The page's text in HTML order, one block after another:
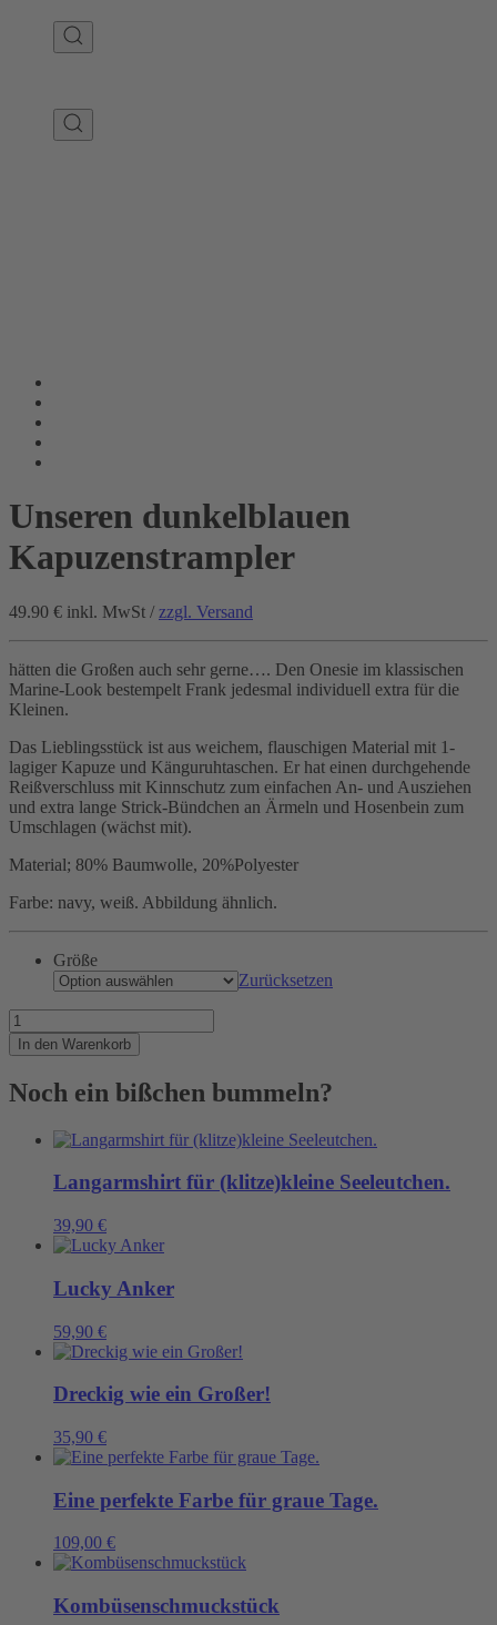
Unseren dunkelblauen
Kapuzenstrampler
49.90 € inkl. MwSt / zzgl. Versand
hätten die Großen auch sehr gerne…. Den Onesie im klassischen
Marine-Look bestempelt Frank jedesmal individuell extra für die
Kleinen.
Das Lieblingsstück ist aus weichem, flauschigen Material mit 1-
lagiger Kapuze und Känguruhtaschen. Er hat einen durchgehende
Reißverschluss mit Kinnschutz zum einfachen An- und Ausziehen
und extra lange Strick-Bündchen an Ärmeln und Hosenbein zum
Umschlagen (wächst mit).
Material; 80% Baumwolle, 20%Polyester
Farbe: navy, weiß. Abbildung ähnlich.
Größe
Zurücksetzen
Unseren
dunkelblauen
Kapuzenstrampler
In den Warenkorb
Noch ein bißchen bummeln?
Langarmshirt für (klitze)kleine Seeleutchen.
39,90 €
Lucky Anker
59,90 €
Dreckig wie ein Großer!
35,90 €
Eine perfekte Farbe für graue Tage.
109,00 €
Kombüsenschmuckstück